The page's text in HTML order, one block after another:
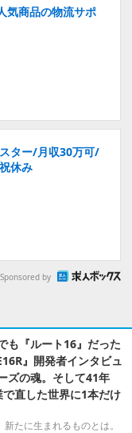
気商品の物流サポ
ター/月収30万可/
休み
Sponsored by
も『ルート16』だった
』開発者インタビュ
ズの魂。そして41年
直した世界に1本だけ
たに生まれるものとは。